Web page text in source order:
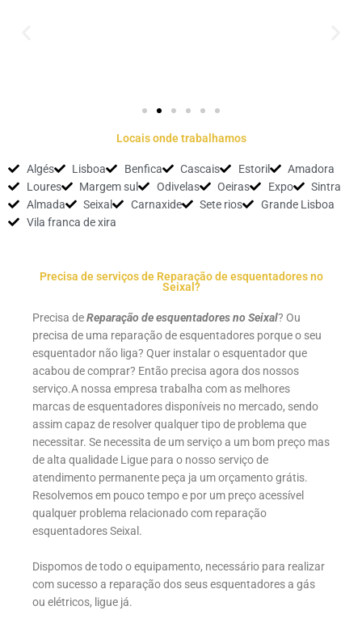
Locais onde trabalhamos
Algés Lisboa Benfica Cascais Estoril
Amadora
Loures
Margem sul Odivelas Oeiras Expo
Sintra
Almada
Seixal Carnaxide Sete rios
Grande Lisboa
Vila franca de xira
Precisa de serviços de Reparação de esquentadores no
Seixal?
Precisa deReparação de esquentadores no Seixal? Ou
precisa de uma reparação de esquentadores porque o seu
esquentador não liga? Quer instalar o esquentador que
acabou de comprar? Então precisa agora dos nossos
serviço.A nossa empresa trabalha com as melhores
marcas de esquentadores disponíveis no mercado, sendo
assim capaz de resolver qualquer tipo de problema que
necessitar. Se necessita de um serviço a um bom preço mas
de alta qualidade Ligue para o nosso serviço de
atendimento permanente peça ja um orçamento grátis.
Resolvemos em pouco tempo e por um preço acessível
qualquer problema relacionado com reparação
esquentadores Seixal.
Dispomos de todo o equipamento, necessário para realizar
com sucesso a reparação dos seus esquentadores a gás
ou elétricos, ligue já.